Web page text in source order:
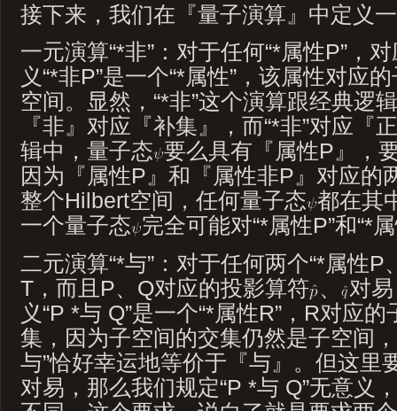
接下来，我们在『量子演算』中定义
一元演算“*非”：对于任何“*属性P”，
义“*非P”是一个“*属性”，该属性对应
空间。显然，“*非”这个演算跟经典逻
『非』对应『补集』，而“*非”对应『
辑中，量子态 要么具有『属性P』，
因为『属性P』和『属性非P』对应的
整个Hilbert空间，任何量子态 都在其
一个量子态 完全可能对“*属性P”和“*
二元演算“*与”：对于任何两个“*属性P
T，而且P、Q对应的投影算符 、
对
义“P *与 Q”是一个“*属性R”，R对应
集，因为子空间的交集仍然是子空间
与”恰好幸运地等价于『与』。但这里
对易，那么我们规定“P *与 Q”无意义